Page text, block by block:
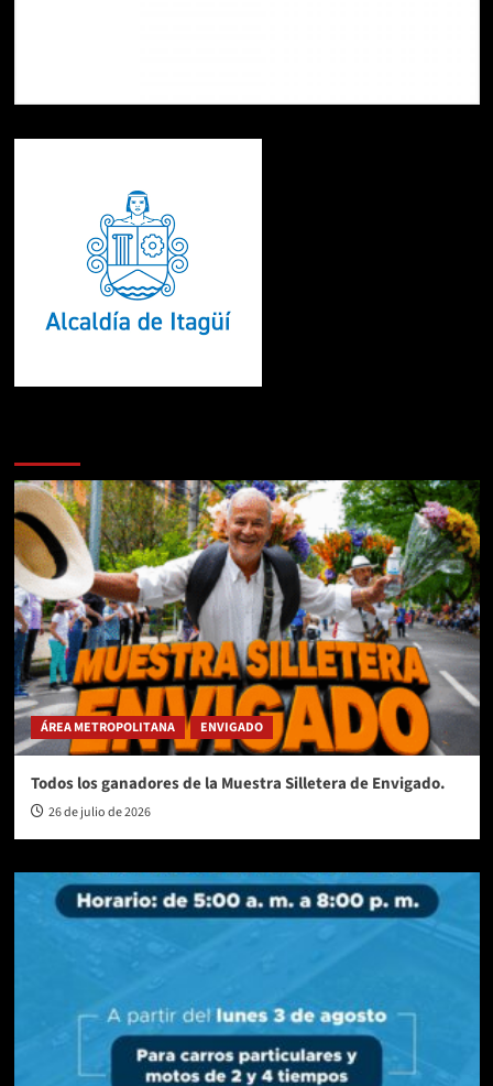
ÁREA METROPOLITANA ENVIGADO
Todos los ganadores de la Muestra Silletera de Envigado.
26 de julio de 2026